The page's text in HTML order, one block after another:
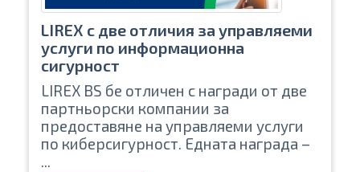
LIREX с две отличия за управляеми
услуги по информационна
сигурност
LIREX BS бе отличен с награди от две
партньорски компании за
предоставяне на управляеми услуги
по киберсигурност. Едната награда –
...